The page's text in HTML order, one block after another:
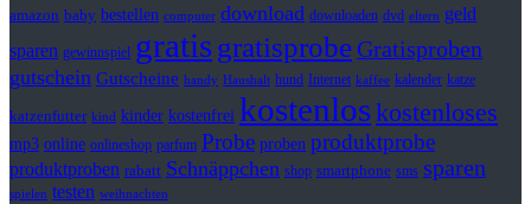
amazon baby bestellen computer download downloaden dvd eltern geld
sparen gewinnspiel gratisgratisprobeGratisproben
gutschein Gutscheine handy Haushalt hund Internet kaffee kalender katze
katzenfutter kind kinder kostenfrei kostenloskostenloses
mp3 online onlineshop parfum Probe proben produktprobe
produktproben rabatt Schnäppchen shop smartphone sms sparen
spielen testen weihnachten